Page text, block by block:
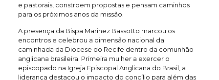
e pastorais, constroem propostas e pensam caminhos
para os próximos anos da missão.
A presença da Bispa Marinez Bassotto marcou os
encontros e celebrou a dimensão nacional da
caminhada da Diocese do Recife dentro da comunhão
anglicana brasileira. Primeira mulher a exercer o
episcopado na Igreja Episcopal Anglicana do Brasil, a
liderança destacou o impacto do concílio para além das